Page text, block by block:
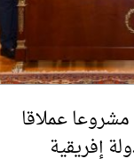
عملاقا
إفريقية